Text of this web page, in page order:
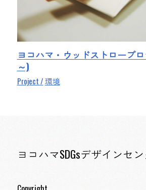
ヨコハマ・ウッドストロープ
～)
Project 環境
ヨコハマSDGsデザインセ